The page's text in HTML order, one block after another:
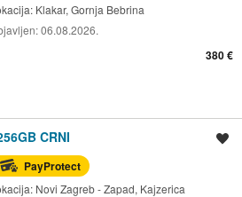
Klakar, Gornja Bebrina
06.08.2026.
380 €
CRNI
PayProtect
Novi Zagreb - Zapad, Kajzerica